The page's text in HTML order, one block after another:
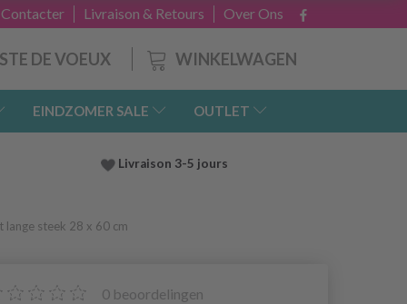
Over Ons
Livraison & Retours
WINKELWAGEN
DE VOEUX
EINDZOMER SALE OUTLET
Livraison 3-5 jours
steek 28 x 60 cm
0 beoordelingen